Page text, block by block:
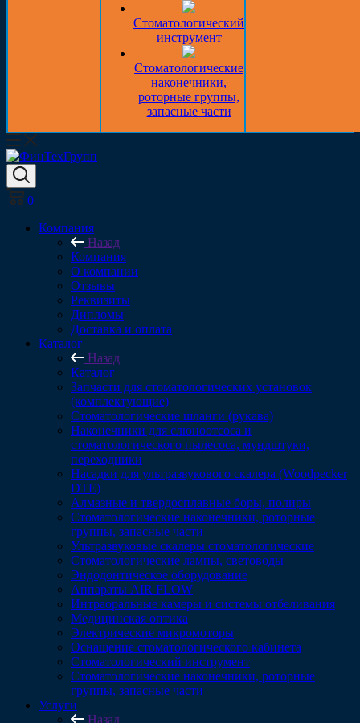
Стоматологический
инструмент
Стоматологические
наконечники,
роторные группы,
запасные части
0
Компания
Назад
Компания
О компании
Отзывы
Реквизиты
Дипломы
Доставка и оплата
Каталог
Назад
Каталог
Запчасти для стоматологических установок
(комплектующие)
Стоматологические шланги (рукава)
Наконечники для слюноотсоса и
стоматологического пылесоса, мундштуки,
переходники
Насадки для ультразвукового скалера (Woodpecker
DTE)
Алмазные и твердосплавные боры, полиры
Стоматологические наконечники, роторные
группы, запасные части
Ультразвуковые скалеры стоматологические
Стоматологические лампы, световоды
Эндодонтическое оборудование
Аппараты AIR FLOW
Интраоральные камеры и системы отбеливания
Медицинская оптика
Электрические микромоторы
Оснащение стоматологического кабинета
Стоматологический инструмент
Стоматологические наконечники, роторные
группы, запасные части
Услуги
Назад